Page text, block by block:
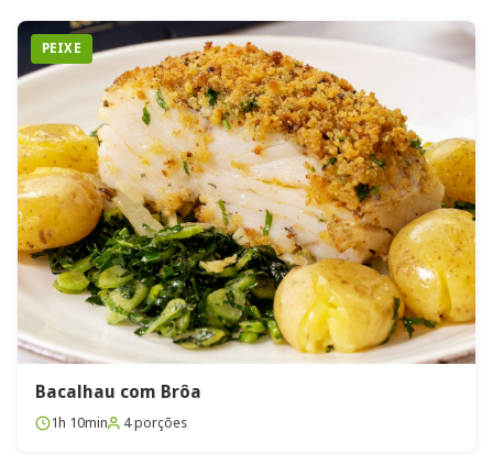
PEIXE
Bacalhau com Brôa
1h 10min 4 porções